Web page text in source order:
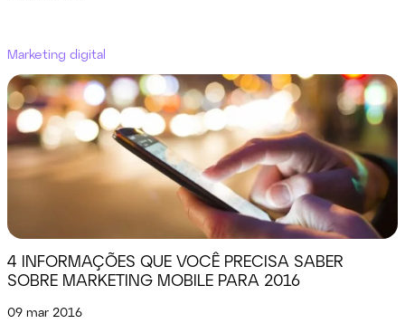
Marketing digital
4 INFORMAÇÕES QUE VOCÊ PRECISA SABER
SOBRE MARKETING MOBILE PARA 2016
09 mar 2016